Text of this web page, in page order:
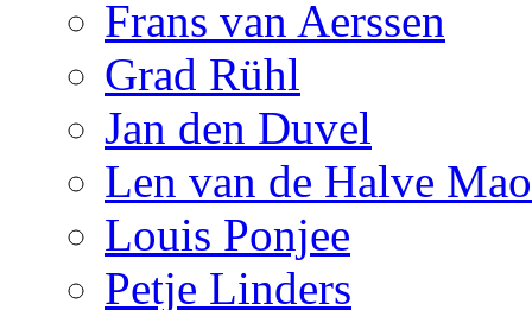
Frans van Aerssen
Grad Rühl
Jan den Duvel
Len van de Halve
Louis Ponjee
Petje Linders